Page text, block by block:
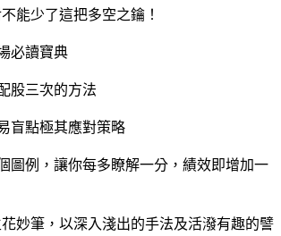
能少了這把多空之鑰！
必讀寶典
股三次的方法
盲點極其應對策略
圖例，讓你每多瞭解一分，績效即增加一
妙筆，以深入淺出的手法及活潑有趣的譬